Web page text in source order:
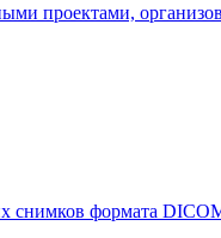
проектами,
снимков формата